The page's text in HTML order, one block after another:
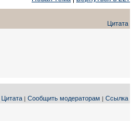
Цитата
Цитата | Сообщить модераторам | Ссылка